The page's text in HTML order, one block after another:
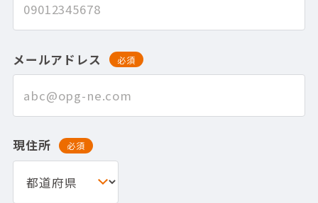
メールアドレス 必須
現住所 必須